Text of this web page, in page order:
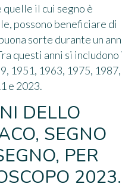
quelle il cui segno è
possono beneficiare di
sorte durante un
questi anni si includono
1951, 1963, 1975, 1987,
e 2023.
DELLO
SEGNO
PER
2023.